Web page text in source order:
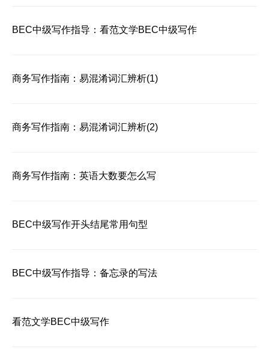
BEC中级写作指导：看范文学BEC中级写作
商务写作指南：易混淆词汇辨析(1)
商务写作指南：易混淆词汇辨析(2)
商务写作指南：英语大数要怎么写
BEC中级写作开头结尾常用句型
BEC中级写作指导：备忘录的写法
看范文学BEC中级写作